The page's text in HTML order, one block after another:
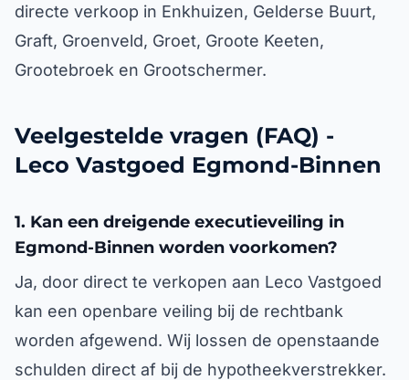
directe verkoop in Enkhuizen, Gelderse Buurt,
Graft, Groenveld, Groet, Groote Keeten,
Grootebroek en Grootschermer.
Veelgestelde vragen (FAQ) -
Leco Vastgoed Egmond-Binnen
1. Kan een dreigende executieveiling in
Egmond-Binnen worden voorkomen?
Ja, door direct te verkopen aan Leco Vastgoed
kan een openbare veiling bij de rechtbank
worden afgewend. Wij lossen de openstaande
schulden direct af bij de hypotheekverstrekker.